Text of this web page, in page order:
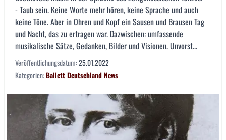
- Taub sein. Keine Worte mehr hören, keine Sprache und auch
keine Töne. Aber in Ohren und Kopf ein Sausen und Brausen Tag
und Nacht, das zu ertragen war. Dazwischen: umfassende
musikalische Sätze, Gedanken, Bilder und Visionen. Unvorst...
Veröffentlichungsdatum:25.01.2022
Kategorien:BallettDeutschlandNews